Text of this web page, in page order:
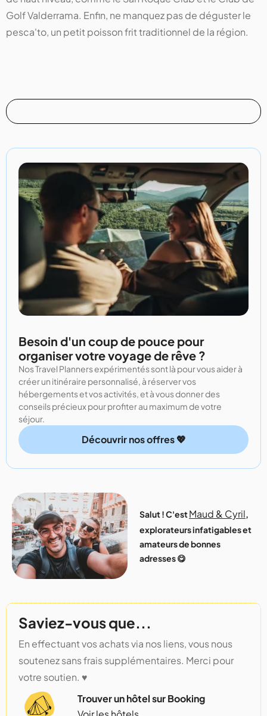
Golf Valderrama. Enfin, ne manquez pas de déguster le
pesca'to, un petit poisson frit traditionnel de la région.
Besoin d'un coup de pouce pour
organiser votre voyage de rêve ?
Nos Travel Planners expérimentés sont là pour vous aider à
créer un itinéraire personnalisé, à réserver vos
hébergements et vos activités, et à vous donner des
conseils précieux pour profiter au maximum de votre
séjour.
Découvrir nos offres 💖
Salut ! C'estMaud & Cyril,
explorateurs infatigables et
amateurs de bonnes
adresses 😋
Saviez-vous que...
En effectuant vos achats via nos liens, vous nous
soutenez sans frais supplémentaires. Merci pour
votre soutien. ♥️
Trouver un hôtel sur Booking